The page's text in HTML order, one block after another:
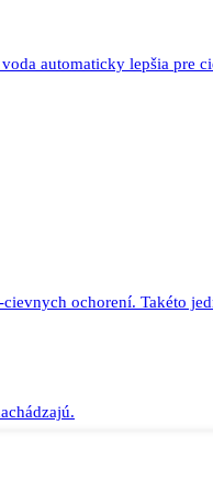
automaticky lepšia pre
ochorení. Takéto